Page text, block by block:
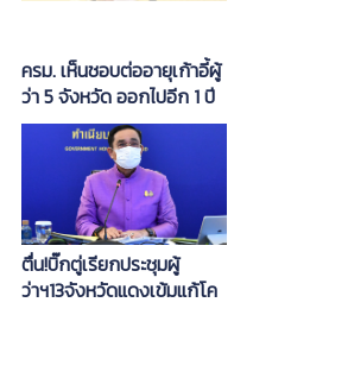
ครม. เห็นชอบต่ออายุเก้าอี้ผู้
ว่า 5 จังหวัด ออกไปอีก 1 ปี
ตื่น!บิ๊กตู่เรียกประชุมผู้
ว่าฯ13จังหวัดแดงเข้มแก้โค